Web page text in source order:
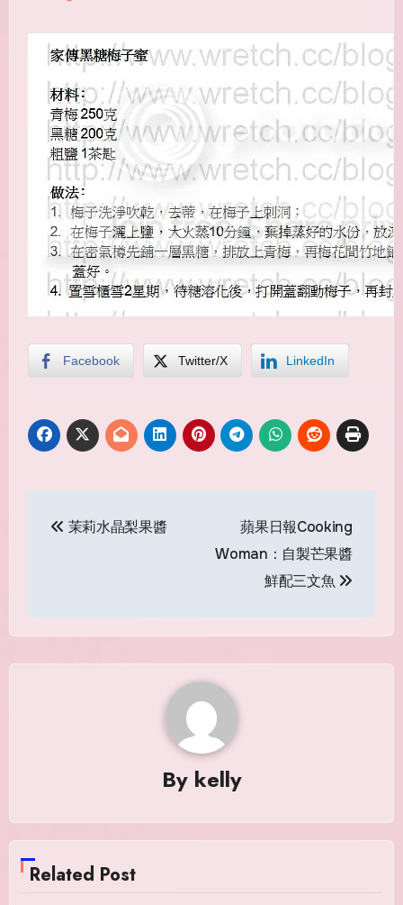
Facebook Twitter/X LinkedIn
navigation
茉莉水晶梨果醬
蘋果日報Cooking
Woman：自製芒果醬
鮮配三文魚
By kelly
Related Post